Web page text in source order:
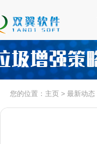
您的位置： 主页 > 最新动态